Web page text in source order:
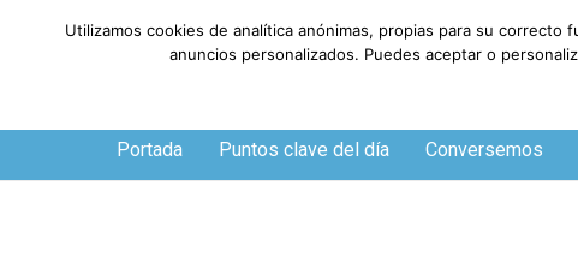
Sábado, 8 de agosto de 2026
Portada Puntos clave del día Conversemos
Utilizamos cookies de analítica anónimas, propias para su
anuncios personalizados. Puedes aceptar o